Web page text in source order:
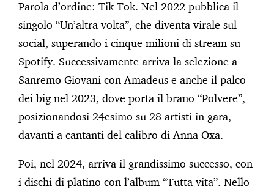
Parola d’ordine: Tik Tok. Nel 2022 pubblica il
singolo “Un’altra volta”, che diventa virale sul
social, superando i cinque milioni di stream su
Spotify. Successivamente arriva la selezione a
Sanremo Giovani con Amadeus e anche il palco
dei big nel 2023, dove porta il brano “Polvere”,
posizionandosi 24esimo su 28 artisti in gara,
davanti a cantanti del calibro di Anna Oxa.
Poi, nel 2024, arriva il grandissimo successo, con
i dischi di platino con l’album “Tutta vita”. Nello